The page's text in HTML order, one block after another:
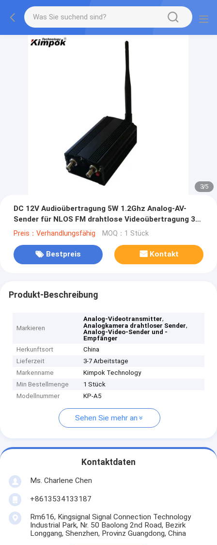
3/5
DC 12V Audioübertragung 5W 1.2Ghz Analog-AV-
Sender für NLOS FM drahtlose Videoübertragung 3-
5km Langstrecke
Preis：Verhandlungsfähig MOQ：1 Stück
Bestpreis Kontakt
Produkt-Beschreibung
Markieren
Analog-Videotransmitter,
Analogkamera drahtloser Sender,
Analog-Video-Sender und -
Empfänger
Herkunftsort
China
Lieferzeit
3-7 Arbeitstage
Markenname
Kimpok Technology
Min Bestellmenge
1 Stück
Modellnummer
KP-A5
Sehen Sie mehr an
Kontaktdaten
Ms. Charlene Chen
+8613534133187
Rm616, Kingsignal Signal Connection Technology
Industrial Park, Nr. 50 Baolong 2nd Road, Bezirk
Longgang, Shenzhen, Provinz Guangdong, China